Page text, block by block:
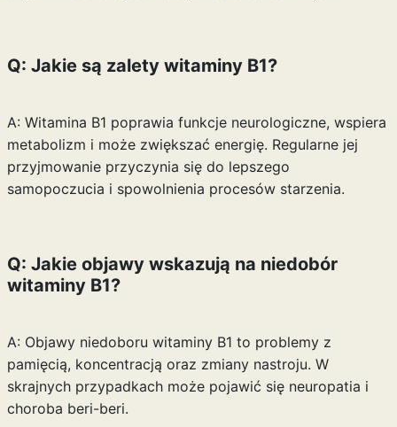
Q: Jakie są zalety witaminy B1?
A: Witamina B1 poprawia funkcje neurologiczne, wspiera
metabolizm i może zwiększać energię. Regularne jej
przyjmowanie przyczynia się do lepszego
samopoczucia i spowolnienia procesów starzenia.
Q: Jakie objawy wskazują na niedobór
witaminy B1?
A: Objawy niedoboru witaminy B1 to problemy z
pamięcią, koncentracją oraz zmiany nastroju. W
skrajnych przypadkach może pojawić się neuropatia i
choroba beri-beri.